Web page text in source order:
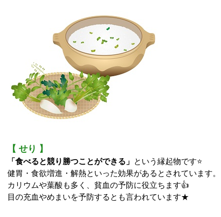
【 せり 】
「食べると競り勝つことができる」 という縁起物です⭐
健胃・食欲増進・解熱といった効果があるとされています。
カリウムや葉酸も多く、貧血の予防に役立ちます👍
目の充血やめまいを予防するとも言われています★